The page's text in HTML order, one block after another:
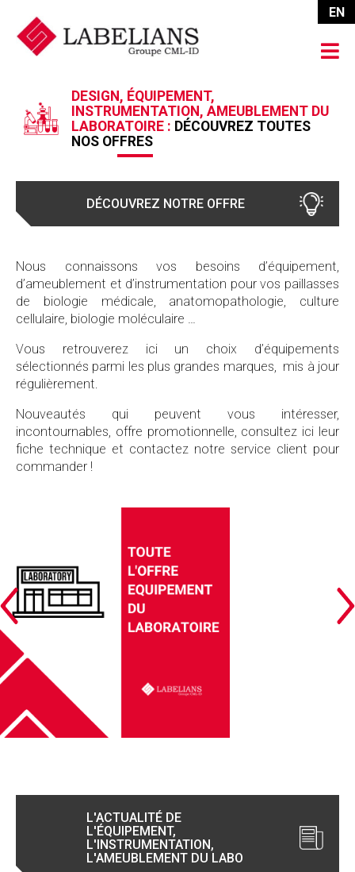
EN
DESIGN, ÉQUIPEMENT,
INSTRUMENTATION, AMEUBLEMENT DU
LABORATOIRE : DÉCOUVREZ TOUTES
NOS OFFRES
DÉCOUVREZ NOTRE OFFRE
Nous connaissons vos besoins d’équipement,
d’ameublement et d’instrumentation pour vos paillasses
de biologie médicale, anatomopathologie, culture
cellulaire, biologie moléculaire …
Vous retrouverez ici un choix d’équipements
sélectionnés parmi les plus grandes marques, mis à jour
régulièrement.
Nouveautés qui peuvent vous intéresser,
incontournables, offre promotionnelle, consultez ici leur
fiche technique et contactez notre service client pour
commander !
L'ACTUALITÉ DE
L'ÉQUIPEMENT,
L'INSTRUMENTATION,
L'AMEUBLEMENT DU LABO